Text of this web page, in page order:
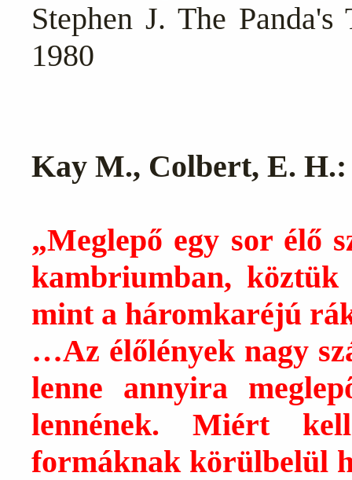
Stephen J. The
1980
Kay M., Colbert, E. H.:
„Meglepő egy sor élő
kambriumban, köztük
mint a háromkaréjú
…Az élőlények nagy
lenne annyira
lennének. Miért
formáknak körülbelül